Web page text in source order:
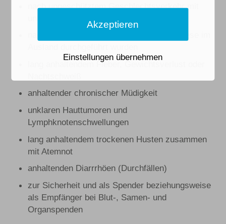
nach ungeschütztem Geschlechtsverkehr mit
lang anhaltendem Fieber, Gewichtsverlust oder
anhaltender chronischer Müdigkeit
unklaren Hauttumoren und
Lymphknotenschwellungen
lang anhaltendem trockenen Husten zusammen
mit Atemnot
anhaltenden Diarrrhöen (Durchfällen)
zur Sicherheit und als Spender beziehungsweise
als Empfänger bei Blut-, Samen- und
Organspenden
Akzeptieren
Einstellungen übernehmen